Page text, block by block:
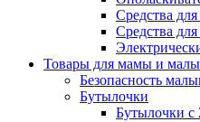
Средства
Средства
Товары для мамы и
Безопасность
Бутылочки
Бутылочки с